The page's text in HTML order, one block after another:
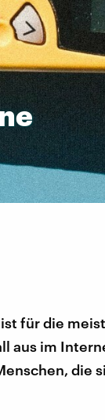
für die
aus im
die